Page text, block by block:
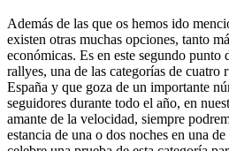
Además de las que os hemos ido
existen otras muchas opciones, tanto
económicas. Es en este segundo punto
rallyes, una de las categorías de cuatro
España y que goza de un importante
seguidores durante todo el año, en
amante de la velocidad, siempre
estancia de una o dos noches en una